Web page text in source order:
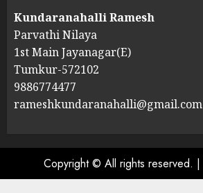
Kundaranahalli Ramesh
Parvathi Nilaya
1st Main Jayanagar(E)
Tumkur-572102
9886774477
rameshkundaranahalli@gmail.com
Copyright © All rights reserved. |